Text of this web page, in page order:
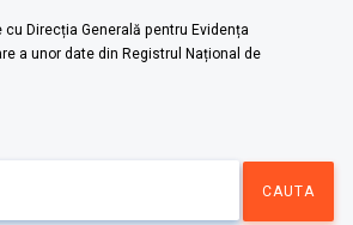
cu Direcția Generală pentru Evidența
a unor date din Registrul Național de